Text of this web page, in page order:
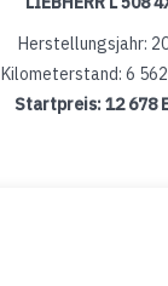
Herstellungsjahr:
Kilometerstand: 6
Startpreis:12 678